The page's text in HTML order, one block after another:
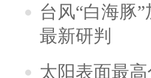
台风“白海豚
最新研判
太阳表面最